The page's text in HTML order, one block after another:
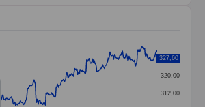
391 data points.
X axis displaying categories.
312,00
320,00
328,00
327,60